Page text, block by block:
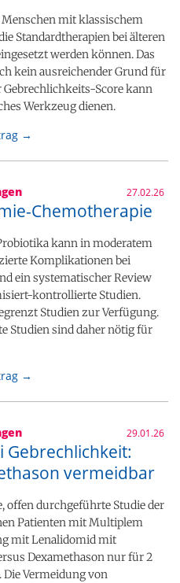
mit klassischem
Standardtherapien bei älteren
werden können. Das
kein ausreichender Grund für
Gebrechlichkeits-Score kann
Werkzeug dienen.
→
27.02.26
Chemotherapie
kann in moderatem
Komplikationen bei
ein systematischer Review
kontrollierte Studien.
Studien zur Verfügung.
Studien sind daher nötig für
→
29.01.26
Gebrechlichkeit:
vermeidbar
offen durchgeführte Studie der
Patienten mit Multiplem
mit Lenalidomid mit
Dexamethason nur für 2
Vermeidung von